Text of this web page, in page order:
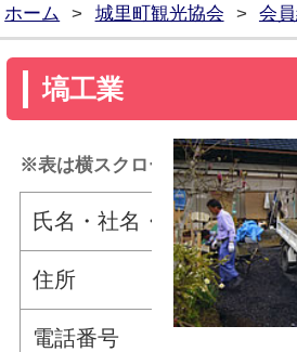
ホーム > 城里町観光協会 > 会
塙工業
※表は横スクロールできます。
氏名・社名・団体名 塙
住所 〒
電話番号